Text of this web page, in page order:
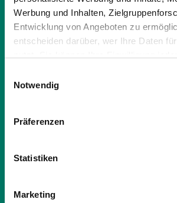
Werbung und Inhalten,
Entwicklung von Angeboten zu
entscheiden darüber, wer Ihre Daten
Trigger Symbol ändern oder widerrufen
Erfahren Sie mehr darüber, wie Ihre
verarbeitet werden, und legen Sie Ihre
Wir verwenden Cookies, um Inhalte
zu können und die Zugriffe auf unsere
Notwendig
Präferenzen
Statistiken
Marketing
WILLKOMMEN ZURÜCK AUF